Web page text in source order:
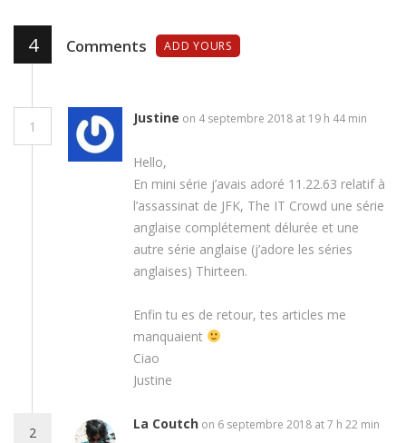
4 Comments ADD YOURS
1
Justine on 4 septembre 2018 at 19 h 44 min
Hello,
En mini série j’avais adoré 11.22.63 relatif à
l’assassinat de JFK, The IT Crowd une série
anglaise complétement délurée et une
autre série anglaise (j’adore les séries
anglaises) Thirteen.
Enfin tu es de retour, tes articles me
manquaient
Ciao
Justine
2
La Coutch on 6 septembre 2018 at 7 h 22 min